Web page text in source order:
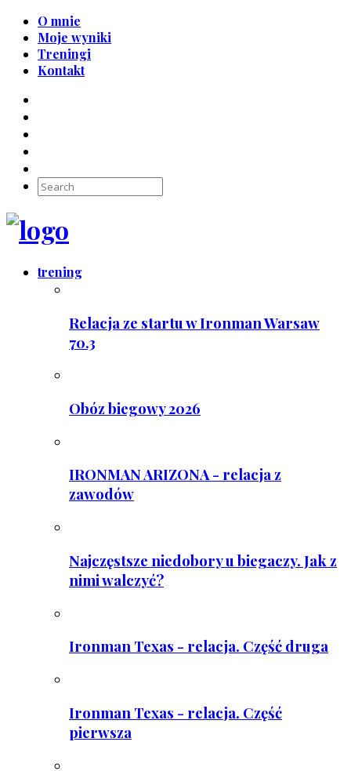
O mnie
Moje wyniki
Treningi
Kontakt
trening
Relacja ze startu w Ironman Warsaw
70.3
Obóz biegowy 2026
IRONMAN ARIZONA - relacja z
zawodów
Najczęstsze niedobory u biegaczy. Jak z
nimi walczyć?
Ironman Texas - relacja. Część druga
Ironman Texas - relacja. Część
pierwsza